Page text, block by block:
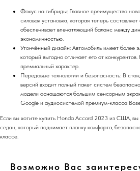
Фокус на гибриды: Главное преимущество
силовая установка, которая теперь
обеспечивает впечатляющий баланс между
экономичностью.
Утончённый дизайн: Автомобиль имеет более
который выгодно отличает его от
премиальный характер.
Передовые технологии и безопасность: В
версий входит полный пакет систем
модели оснащаются большим сенсорным
Google и аудиосистемой премиум-класса
Если вы хотите купить Honda Accord 2023 из США,
седан, который поднимает планку комфорта,
классе.
Возможно Вас